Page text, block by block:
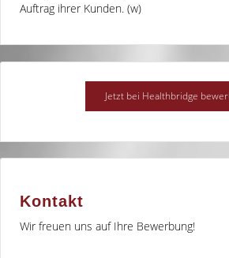
Auftrag ihrer Kunden. (w)
Kontakt
Wir freuen uns auf Ihre Bewerbung!